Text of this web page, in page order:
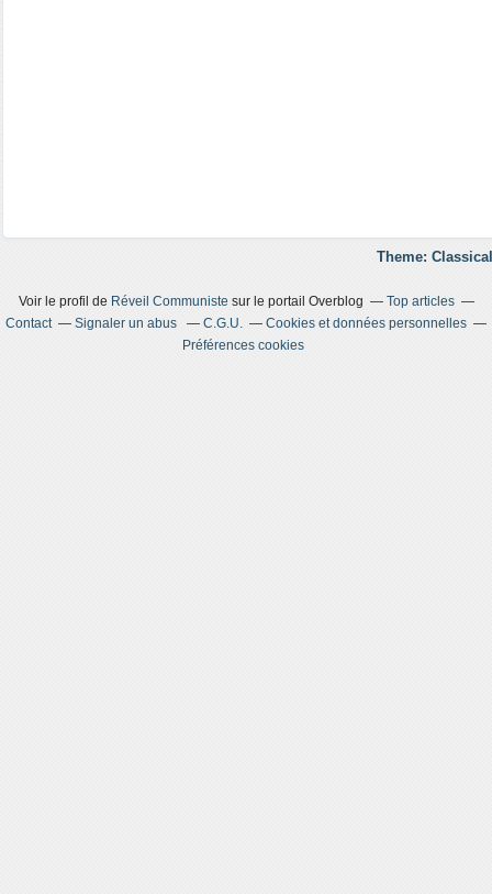
Theme:
Voir le profil de Réveil Communiste sur le portail Overblog
Top articles
Contact
Signaler un abus C.G.U.
Cookies et données personnelles
Préférences cookies